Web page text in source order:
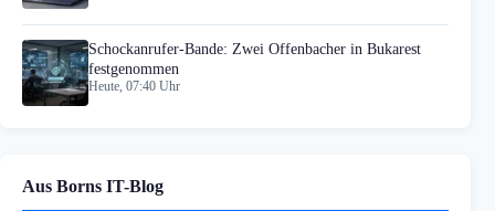
Schockanrufer-Bande: Zwei Offenbacher in Bukarest
festgenommen
Heute, 07:40 Uhr
Aus Borns IT-Blog